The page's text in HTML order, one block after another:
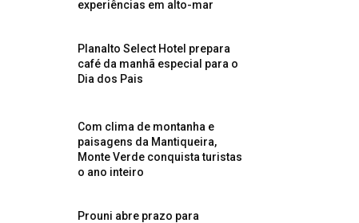
experiências em alto-mar
Planalto Select Hotel prepara
café da manhã especial para o
Dia dos Pais
Com clima de montanha e
paisagens da Mantiqueira,
Monte Verde conquista turistas
o ano inteiro
Prouni abre prazo para